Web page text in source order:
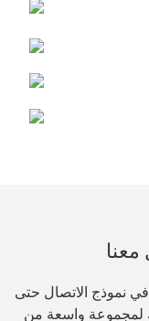
نموذج الاتصال حتى
واسعة من